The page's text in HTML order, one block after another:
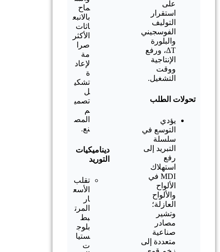
على
استقرار
التوليف
الفوسجيني
والبلورة
ΔT، ورفع
الإنتاجية
ووقت
التشغيل.
تحولات الطلب
يؤدي
التوسع في
سلسلة
التبريد إلى
رفع
استهلاك
MDI في
الألواح
والألواح
العازلة؛
وتشير
مصادر
صناعية
متعددة إلى
ماح
بالانبع
اثات
الأكثر
صرا
مة
لإعاد
ة
تشكي
ل
تصمي
م
المص
نع.
ديناميكيات
التوريد
تقلب
الأسع
ار
المرت
بط
بلوج
ستيا
ت